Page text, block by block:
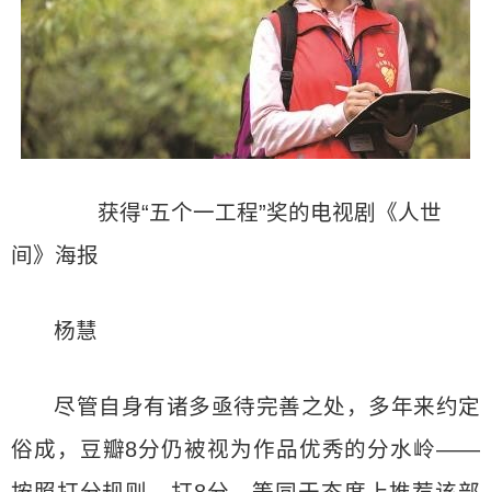
获得“五个一工程”奖的电视剧《人世
间》海报
杨慧
尽管自身有诸多亟待完善之处，多年来约定
俗成，豆瓣8分仍被视为作品优秀的分水岭——